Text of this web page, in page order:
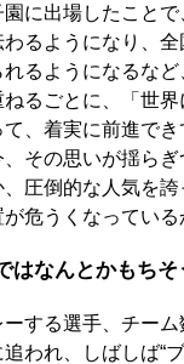
に出場したこと
るようになり、
るようになるな
るごとに、「世
て、着実に前進で
、その思いが揺ら
、圧倒的な人気を
危うくなっている
はなんとかもちそ
する選手、チーム
われ、しばしば“